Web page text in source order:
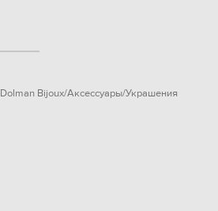
Dolman Bijoux Аксессуары Украшения